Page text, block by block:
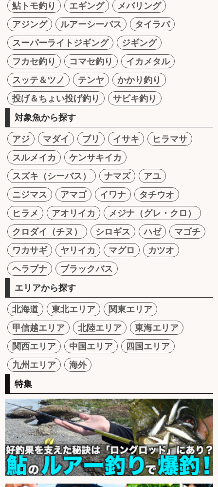
鮎トモ釣り
エギング
メバリング
アジング
ルアーシーバス
タイラバ
スーパーライトジギング
ジギング
フカセ釣り
コマセ釣り
イカメタル
スッテ＆ツノ
テンヤ
かかり釣り
投げ＆ちょい投げ釣り
サビキ釣り
対象魚から探す
アジ マダイ ブリ イサキ
ヒラマサ
スルメイカ
ケンサキイカ
スズキ（シーバス）
ナマズ
アユ
ニジマス
アマゴ イワナ
タチウオ
ヒラメ
アオリイカ
メジナ（グレ・クロ）
クロダイ（チヌ）
シロギス ハゼ
マゴチ
ワカサギ
ヤリイカ マグロ
カツオ
ヘラブナ
ブラックバス
エリアから探す
北海道 東北エリア
関東エリア
甲信越エリア
北陸エリア
東海エリア
関西エリア
中国エリア
四国エリア
九州エリア
海外
特集